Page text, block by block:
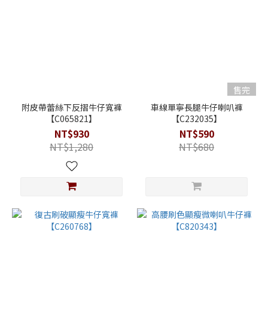
附皮帶蕾絲下反摺牛仔寬褲
【C065821】
NT$930
NT$1,280
售完
車線單寧長腿牛仔喇叭褲
【C232035】
NT$590
NT$680